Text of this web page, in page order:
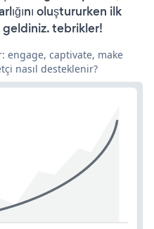
oluştururken ilk
tebrikler!
engage, captivate, make
nasıl desteklenir?